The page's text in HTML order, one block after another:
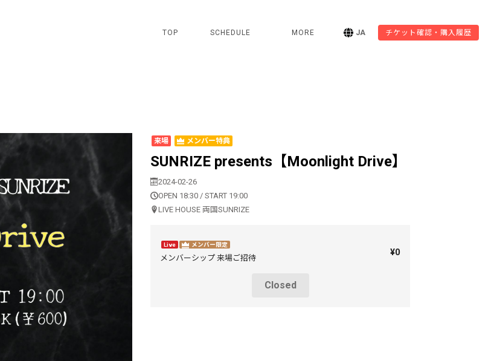
TOP SCHEDULE MORE JA チケット確認・購入履歴
来場 メンバー特典
SUNRIZE presents【Moonlight Drive】
2024-02-26
OPEN 18:30 / START 19:00
LIVE HOUSE 両国SUNRIZE
Live メンバー限定
メンバーシップ 来場ご招待
¥0
Closed